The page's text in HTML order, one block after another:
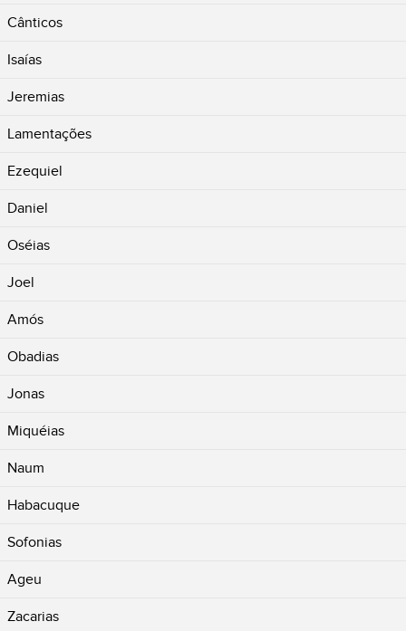
Cânticos
Isaías
Jeremias
Lamentações
Ezequiel
Daniel
Oséias
Joel
Amós
Obadias
Jonas
Miquéias
Naum
Habacuque
Sofonias
Ageu
Zacarias